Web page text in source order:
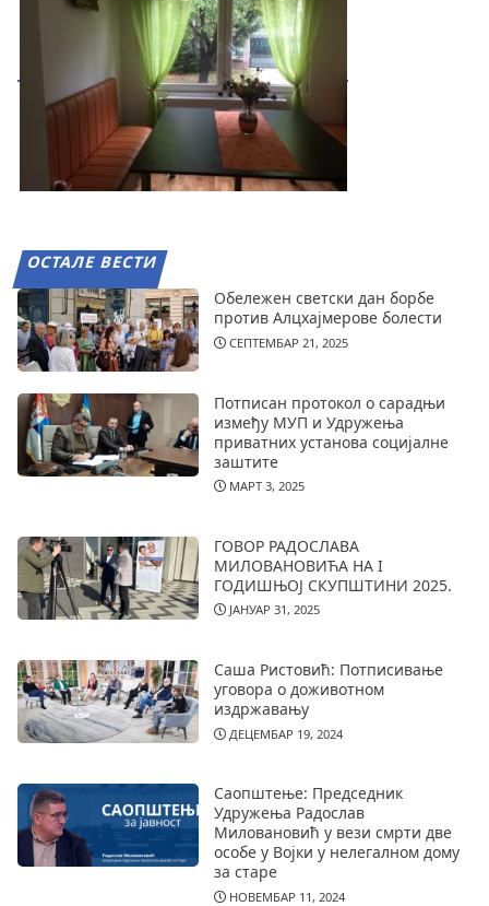
ОСТАЛЕ ВЕСТИ
Обележен светски дан борбе
против Алцхајмерове болести
СЕПТЕМБАР 21, 2025
Потписан протокол о сарадњи
између МУП и Удружења
приватних установа социјалне
заштите
МАРТ 3, 2025
ГОВОР РАДОСЛАВА
МИЛОВАНОВИЋА НА I
ГОДИШЊОЈ СКУПШТИНИ 2025.
ЈАНУАР 31, 2025
Саша Ристовић: Потписивање
уговора о доживотном
издржавању
ДЕЦЕМБАР 19, 2024
Саопштење: Председник
Удружења Радослав
Миловановић у вези смрти две
особе у Војки у нелегалном дому
за старе
НОВЕМБАР 11, 2024